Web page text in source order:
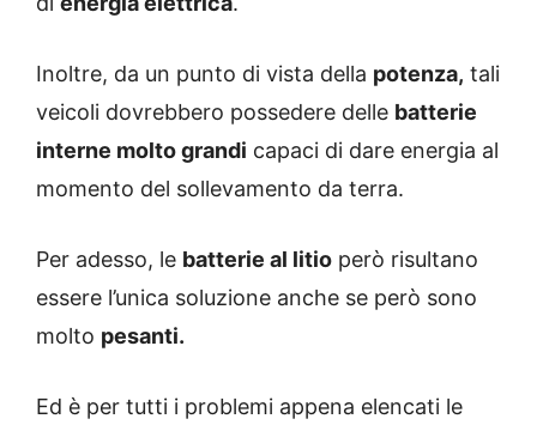
Inoltre, da un punto di vista della potenza, tali
veicoli dovrebbero possedere delle batterie
interne molto grandi capaci di dare energia al
momento del sollevamento da terra.
Per adesso, le batterie al litio però risultano
essere l’unica soluzione anche se però sono
molto pesanti.
Ed è per tutti i problemi appena elencati le